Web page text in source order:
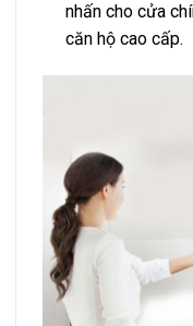
nhấn cho cửa
căn hộ cao cấp.